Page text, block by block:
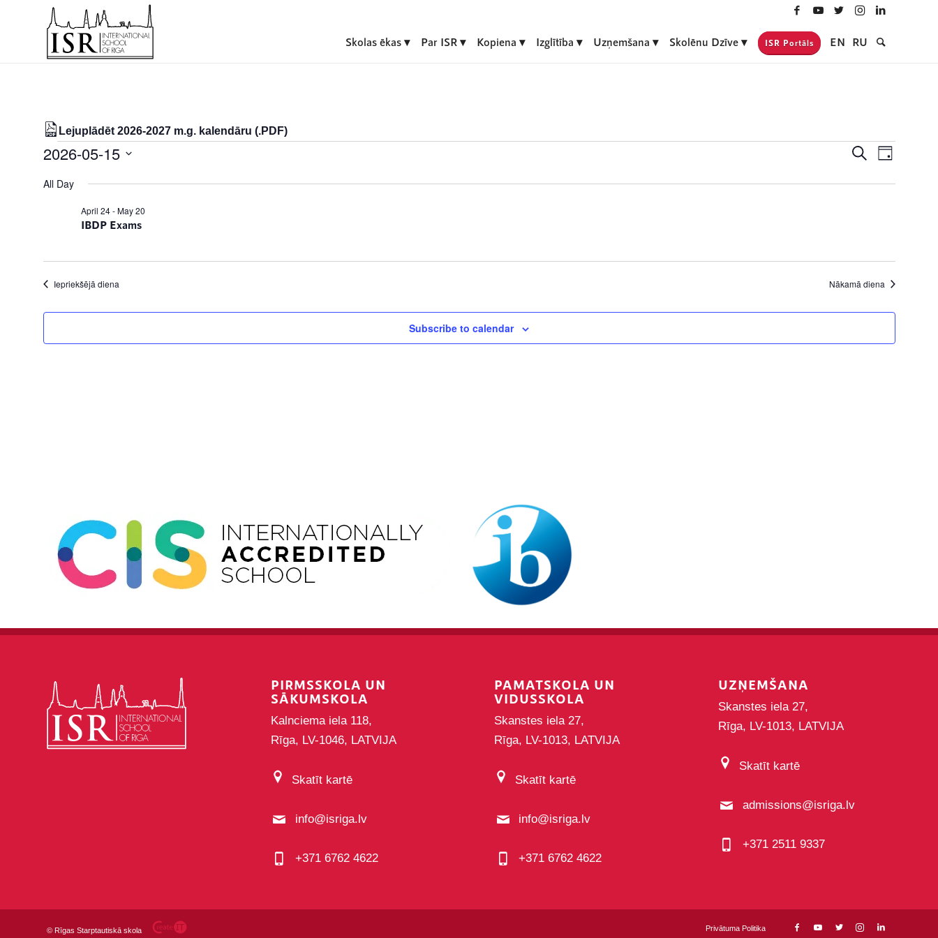
Skolas ēkas Par ISR Kopiena Izglītība Uzņemšana Skolēnu Dzīve ISR Portāls EN RU
Lejuplādēt 2026-2027 m.g. kalendāru (.PDF)
Notikumi
for
15/05/2026
Notikumi
MeklētEvent
Views
Day
2026-05-15
All Day
IBDP Exams
April 24-May 20
Iepriekšējā diena Nākamā diena
Subscribe to calendar
PIRMSSKOLA UN
SĀKUMSKOLA
Kalnciema iela 118,
Rīga, LV-1046, LATVIJA
Skatīt kartē
info@isriga.lv
+371 6762 4622
PAMATSKOLA UN
VIDUSSKOLA
Skanstes iela 27,
Rīga, LV-1013, LATVIJA
Skatīt kartē
info@isriga.lv
+371 6762 4622
UZŅEMŠANA
Skanstes iela 27,
Rīga, LV-1013, LATVIJA
Skatīt kartē
admissions@isriga.lv
+371 2511 9337
© Rīgas Starptautiskā skola Privātuma Politika